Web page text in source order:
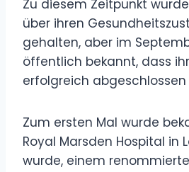
Zu diesem Zeitpunkt
über ihren
gehalten, aber im
öffentlich bekannt, dass
erfolgreich abgeschlossen
Zum ersten Mal wurde
Royal Marsden Hospital in
wurde, einem